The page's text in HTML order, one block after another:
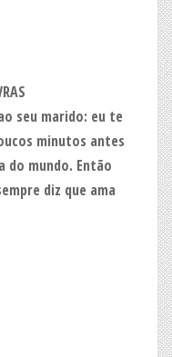
seu marido: eu te
minutos antes
do mundo. Então
diz que ama